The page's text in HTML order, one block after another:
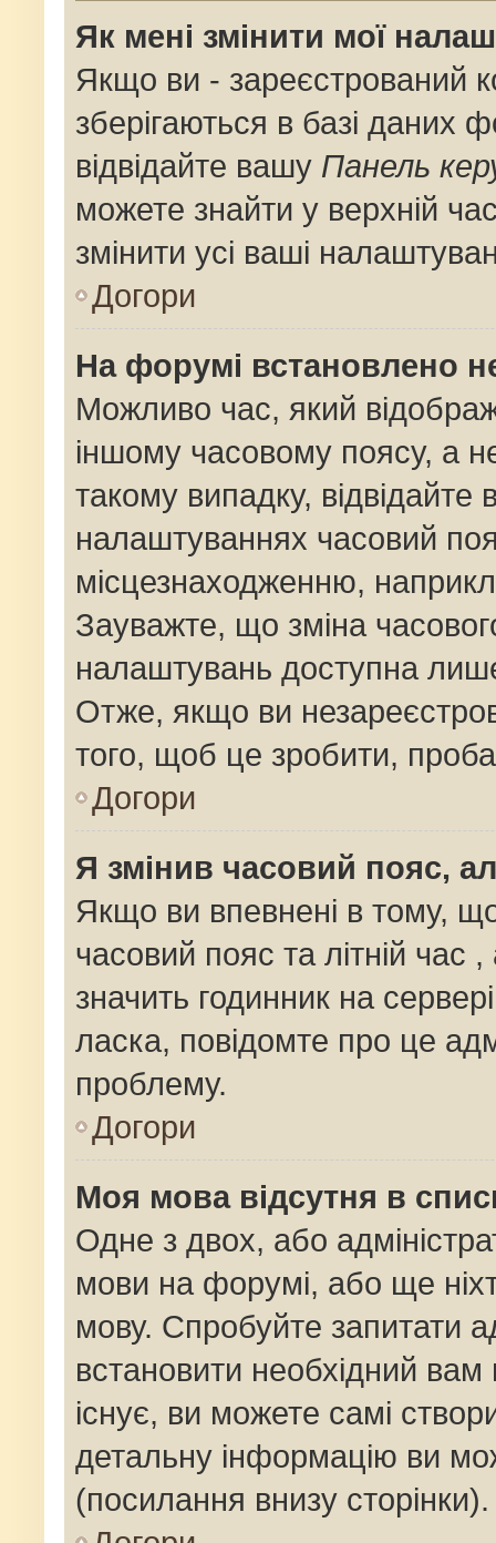
Як мені змінити мої
Якщо ви - зареєстрований
зберігаються в базі даних
відвідайте вашу Панель
можете знайти у верхній
змінити усі ваші
Догори
На форумі встановлено
Можливо час, який
іншому часовому поясу, а
такому випадку,
налаштуваннях часовий
місцезнаходженню,
Зауважте, що зміна
налаштувань доступна
Отже, якщо ви
того, щоб це зробити,
Догори
Я змінив часовий пояс,
Якщо ви впевнені в тому,
часовий пояс та літній час
значить годинник на
ласка, повідомте про це
проблему.
Догори
Моя мова відсутня в
Одне з двох, або
мови на форумі, або ще
мову. Спробуйте запитати
встановити необхідний
існує, ви можете самі
детальну інформацію ви
(посилання внизу сторінки).